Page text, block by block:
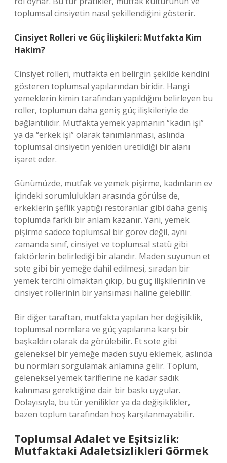
toplumsal cinsiyetin nasıl şekillendiğini gösterir.
Cinsiyet Rolleri ve Güç İlişkileri: Mutfakta Kim
Hakim?
Cinsiyet rolleri, mutfakta en belirgin şekilde kendini
gösteren toplumsal yapılarından biridir. Hangi
yemeklerin kimin tarafından yapıldığını belirleyen bu
roller, toplumun daha geniş güç ilişkileriyle de
bağlantılıdır. Mutfakta yemek yapmanın “kadın işi”
ya da “erkek işi” olarak tanımlanması, aslında
toplumsal cinsiyetin yeniden üretildiği bir alanı
işaret eder.
Günümüzde, mutfak ve yemek pişirme, kadınların ev
içindeki sorumlulukları arasında görülse de,
erkeklerin şeflik yaptığı restoranlar gibi daha geniş
toplumda farklı bir anlam kazanır. Yani, yemek
pişirme sadece toplumsal bir görev değil, aynı
zamanda sınıf, cinsiyet ve toplumsal statü gibi
faktörlerin belirlediği bir alandır. Maden suyunun et
sote gibi bir yemeğe dahil edilmesi, sıradan bir
yemek tercihi olmaktan çıkıp, bu güç ilişkilerinin ve
cinsiyet rollerinin bir yansıması haline gelebilir.
Bir diğer taraftan, mutfakta yapılan her değişiklik,
toplumsal normlara ve güç yapılarına karşı bir
başkaldırı olarak da görülebilir. Et sote gibi
geleneksel bir yemeğe maden suyu eklemek, aslında
bu normları sorgulamak anlamına gelir. Toplum,
geleneksel yemek tariflerine ne kadar sadık
kalınması gerektiğine dair bir baskı uygular.
Dolayısıyla, bu tür yenilikler ya da değişiklikler,
bazen toplum tarafından hoş karşılanmayabilir.
Toplumsal Adalet ve Eşitsizlik:
Mutfaktaki Adaletsizlikleri Görmek